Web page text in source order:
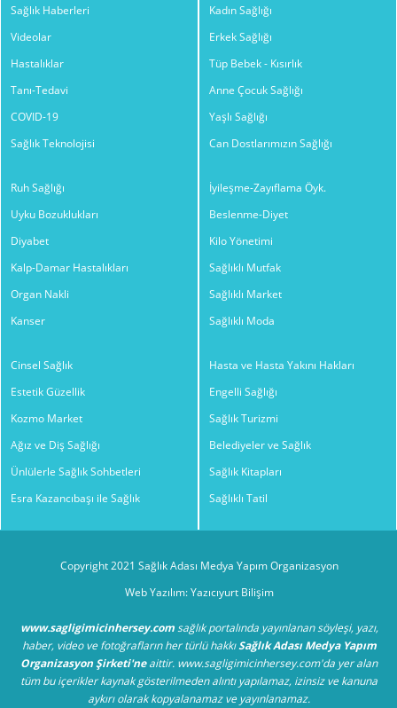
Sağlık Haberleri
Videolar
Hastalıklar
Tanı-Tedavi
COVID-19
Sağlık Teknolojisi
Kadın Sağlığı
Erkek Sağlığı
Tüp Bebek - Kısırlık
Anne Çocuk Sağlığı
Yaşlı Sağlığı
Can Dostlarımızın Sağlığı
Ruh Sağlığı
Uyku Bozuklukları
Diyabet
Kalp-Damar Hastalıkları
Organ Nakli
Kanser
İyileşme-Zayıflama Öyk.
Beslenme-Diyet
Kilo Yönetimi
Sağlıklı Mutfak
Sağlıklı Market
Sağlıklı Moda
Cinsel Sağlık
Estetik Güzellik
Kozmo Market
Ağız ve Diş Sağlığı
Ünlülerle Sağlık Sohbetleri
Esra Kazancıbaşı ile Sağlık
Hasta ve Hasta Yakını Hakları
Engelli Sağlığı
Sağlık Turizmi
Belediyeler ve Sağlık
Sağlık Kitapları
Sağlıklı Tatil
Copyright 2021 Sağlık Adası Medya Yapım Organizasyon
Web Yazılım: Yazıcıyurt Bilişim
www.sagligimicinhersey.comsağlık portalında yayınlanan söyleşi, yazı,
haber, video ve fotoğrafların her türlü hakkıSağlık Adası Medya Yapım
Organizasyon Şirketi'neaittir. www.sagligimicinhersey.com'da yer alan
tüm bu içerikler kaynak gösterilmeden alıntı yapılamaz, izinsiz ve kanuna
aykırı olarak kopyalanamaz ve yayınlanamaz.